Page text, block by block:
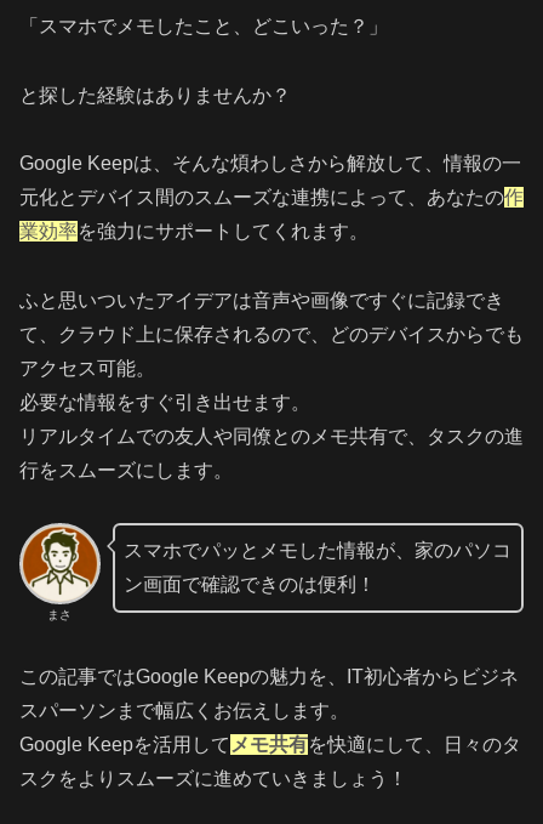
「スマホでメモしたこと、どこいった？」
と探した経験はありませんか？
Google Keepは、そんな煩わしさから解放して、情報の一
元化とデバイス間のスムーズな連携によって、あなたの作
業効率を強力にサポートしてくれます。
ふと思いついたアイデアは音声や画像ですぐに記録でき
て、クラウド上に保存されるので、どのデバイスからでも
アクセス可能。
必要な情報をすぐ引き出せます。
リアルタイムでの友人や同僚とのメモ共有で、タスクの進
行をスムーズにします。
まさ
スマホでパッとメモした情報が、家のパソコ
ン画面で確認できのは便利！
この記事ではGoogle Keepの魅力を、IT初心者からビジネ
スパーソンまで幅広くお伝えします。
Google Keepを活用して メモ共有を快適にして、日々のタ
スクをよりスムーズに進めていきましょう！